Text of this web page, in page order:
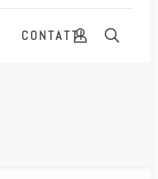
CONTATTI